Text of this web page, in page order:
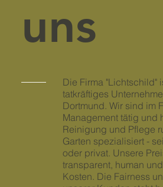
uns
Die Firma "Lichtschild"
tatkräftiges
Dortmund. Wir sind im
Management tätig und
Reinigung und Pflege
Garten spezialisiert -
oder privat. Unsere
transparent, human
Kosten. Die Fairness